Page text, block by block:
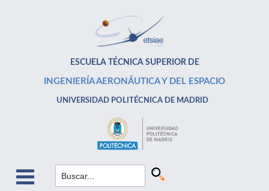
ESCUELA TÉCNICA SUPERIOR DE
INGENIERÍA AERONÁUTICA Y DEL ESPACIO
UNIVERSIDAD POLITÉCNICA DE MADRID